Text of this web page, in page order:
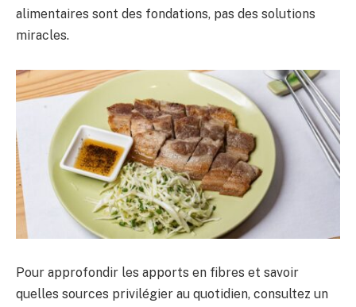
alimentaires sont des fondations, pas des solutions
miracles.
Pour approfondir les apports en fibres et savoir
quelles sources privilégier au quotidien, consultez un